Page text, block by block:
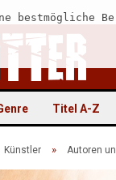
Titel A-Z
Künstler » Autoren